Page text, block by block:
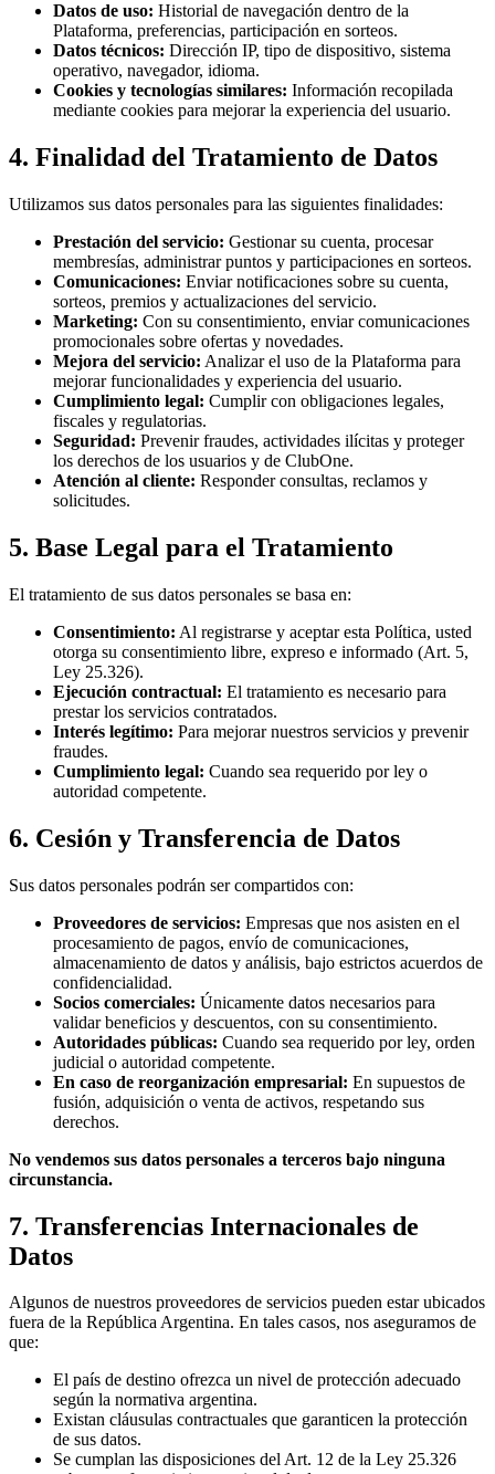
Datos de uso: Historial de navegación dentro de la
Plataforma, preferencias, participación en sorteos.
Datos técnicos: Dirección IP, tipo de dispositivo, sistema
operativo, navegador, idioma.
Cookies y tecnologías similares: Información recopilada
mediante cookies para mejorar la experiencia del usuario.
4. Finalidad del Tratamiento de Datos
Utilizamos sus datos personales para las siguientes finalidades:
Prestación del servicio: Gestionar su cuenta, procesar
membresías, administrar puntos y participaciones en sorteos.
Comunicaciones: Enviar notificaciones sobre su cuenta,
sorteos, premios y actualizaciones del servicio.
Marketing: Con su consentimiento, enviar comunicaciones
promocionales sobre ofertas y novedades.
Mejora del servicio: Analizar el uso de la Plataforma para
mejorar funcionalidades y experiencia del usuario.
Cumplimiento legal: Cumplir con obligaciones legales,
fiscales y regulatorias.
Seguridad: Prevenir fraudes, actividades ilícitas y proteger
los derechos de los usuarios y de ClubOne.
Atención al cliente: Responder consultas, reclamos y
solicitudes.
5. Base Legal para el Tratamiento
El tratamiento de sus datos personales se basa en:
Consentimiento: Al registrarse y aceptar esta Política, usted
otorga su consentimiento libre, expreso e informado (Art. 5,
Ley 25.326).
Ejecución contractual: El tratamiento es necesario para
prestar los servicios contratados.
Interés legítimo: Para mejorar nuestros servicios y prevenir
fraudes.
Cumplimiento legal: Cuando sea requerido por ley o
autoridad competente.
6. Cesión y Transferencia de Datos
Sus datos personales podrán ser compartidos con:
Proveedores de servicios: Empresas que nos asisten en el
procesamiento de pagos, envío de comunicaciones,
almacenamiento de datos y análisis, bajo estrictos acuerdos de
confidencialidad.
Socios comerciales: Únicamente datos necesarios para
validar beneficios y descuentos, con su consentimiento.
Autoridades públicas: Cuando sea requerido por ley, orden
judicial o autoridad competente.
En caso de reorganización empresarial: En supuestos de
fusión, adquisición o venta de activos, respetando sus
derechos.
No vendemos sus datos personales a terceros bajo ninguna
circunstancia.
7. Transferencias Internacionales de
Datos
Algunos de nuestros proveedores de servicios pueden estar ubicados
fuera de la República Argentina. En tales casos, nos aseguramos de
que:
El país de destino ofrezca un nivel de protección adecuado
según la normativa argentina.
Existan cláusulas contractuales que garanticen la protección
de sus datos.
Se cumplan las disposiciones del Art. 12 de la Ley 25.326